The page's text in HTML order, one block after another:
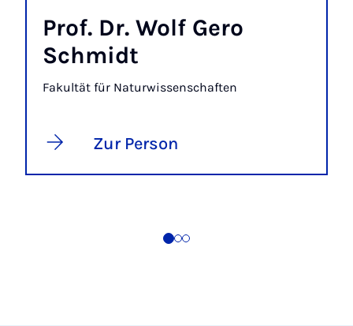
Prof. Dr. Wolf Gero
Schmidt
Fakultät für Naturwissenschaften
Zur Person